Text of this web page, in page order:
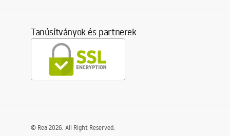
Tanúsítványok és partnerek
© Rea 2026. All Right Reserved.